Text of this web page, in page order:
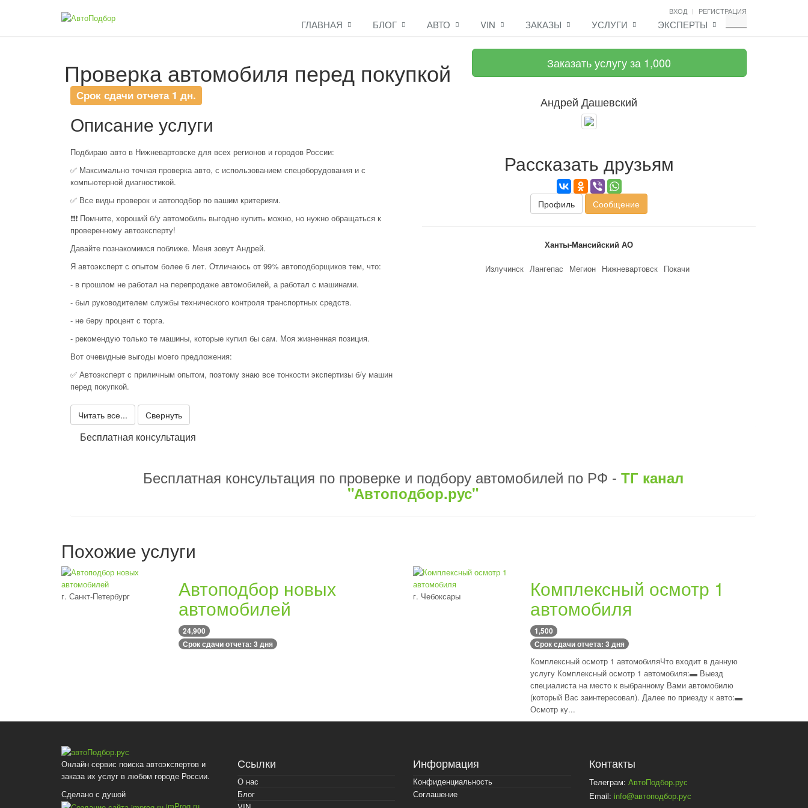
ВХОД РЕГИСТРАЦИЯ
ГЛАВНАЯ БЛОГ АВТО VIN ЗАКАЗЫ УСЛУГИ ЭКСПЕРТЫ
Проверка автомобиля перед покупкой Заказать услугу за 1,000
Срок сдачи отчета 1 дн.
Описание услуги
Подбираю авто в Нижневартовске для всех регионов и городов России:
✅ Максимально точная проверка авто, с использованием спецоборудования и с
компьютерной диагностикой.
✅ Все виды проверок и автоподбор по вашим критериям.
❗️❗️❗️ Помните, хороший б/у автомобиль выгодно купить можно, но нужно обращаться к
проверенному автоэксперту!
Давайте познакомимся поближе. Меня зовут Андрей.
Я автоэксперт с опытом более 6 лет. Отличаюсь от 99% автоподборщиков тем, что:
- в прошлом не работал на перепродаже автомобилей, а работал с машинами.
- был руководителем службы технического контроля транспортных средств.
- не беру процент с торга.
- рекомендую только те машины, которые купил бы сам. Моя жизненная позиция.
Вот очевидные выгоды моего предложения:
✅ Автоэксперт с приличным опытом, поэтому знаю все тонкости экспертизы б/у машин
перед покупкой.
Читать все... Свернуть
Андрей Дашевский
Рассказать друзьям
Профиль Сообщение
Ханты-Мансийский АО
Излучинск Лангепас Мегион Нижневартовск Покачи
Бесплатная консультация
Бесплатная консультация по проверке и подбору автомобилей по РФ - ТГ канал
"Автоподбор.рус"
Похожие услуги
г. Санкт-Петербург Автоподбор новых
автомобилей
24,900
Срок сдачи отчета: 3 дня
г. Чебоксары Комплексный осмотр 1
автомобиля
1,500
Срок сдачи отчета: 3 дня
Комплексный осмотр 1 автомобиляЧто входит в данную
услугу Комплексный осмотр 1 автомобиля:▬ Выезд
специалиста на место к выбранному Вами автомобилю
(который Вас заинтересовал). Далее по приезду к авто:▬
Осмотр ку...
Онлайн сервис поиска автоэкспертов и
заказа их услуг в любом городе России.
Сделано с душой
Ссылки
О нас
Блог
Информация
Конфиденциальность
Соглашение
Контакты
Телеграм: АвтоПодбор.рус
Email: info@автоподбор.рус